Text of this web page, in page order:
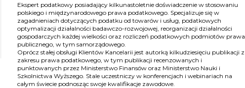
Ekspert podatkowy posiadający kilkunastoletnie doświadczenie w stosowaniu
polskiego i międzynarodowego prawa podatkowego. Specjalizuje się w
zagadnieniach dotyczących podatku od towarów i usług, podatkowych
optymalizacji działalności badawczo-rozwojowej, reorganizacji działalności
gospodarczych każdej wielkości oraz rozliczeń podatkowych podmiotów prawa
publicznego, w tym samorządowego.
Oprócz stałej obsługi Klientów Kancelarii jest autorką kilkudziesięciu publikacji z
zakresu prawa podatkowego, w tym publikacji recenzowanych i
punktowanych przez Ministerstwo Finansów oraz Ministerstwo Nauki i
Szkolnictwa Wyższego. Stale uczestniczy w konferencjach i webinariach na
całym świecie podnosząc swoje kwalifikacje zawodowe.